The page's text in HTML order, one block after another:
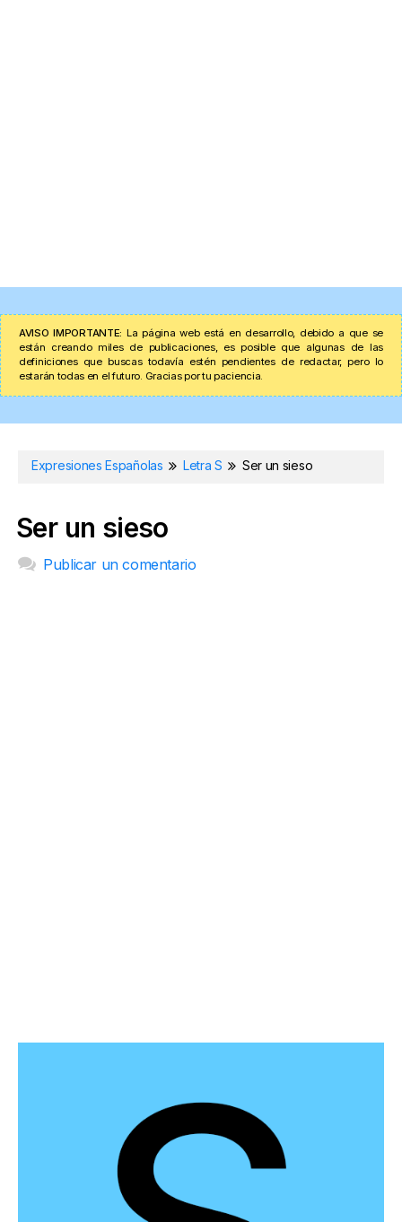
AVISO IMPORTANTE: La página web está en desarrollo, debido a que se
están creando miles de publicaciones, es posible que algunas de las
definiciones que buscas todavía estén pendientes de redactar, pero lo
estarán todas en el futuro. Gracias por tu paciencia.
Expresiones Españolas Letra S Ser un sieso
Ser un sieso
Publicar un comentario